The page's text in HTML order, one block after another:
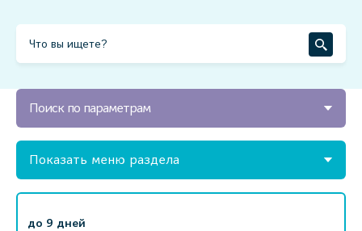
Поиск по параметрам
Показать меню раздела
до 9 дней